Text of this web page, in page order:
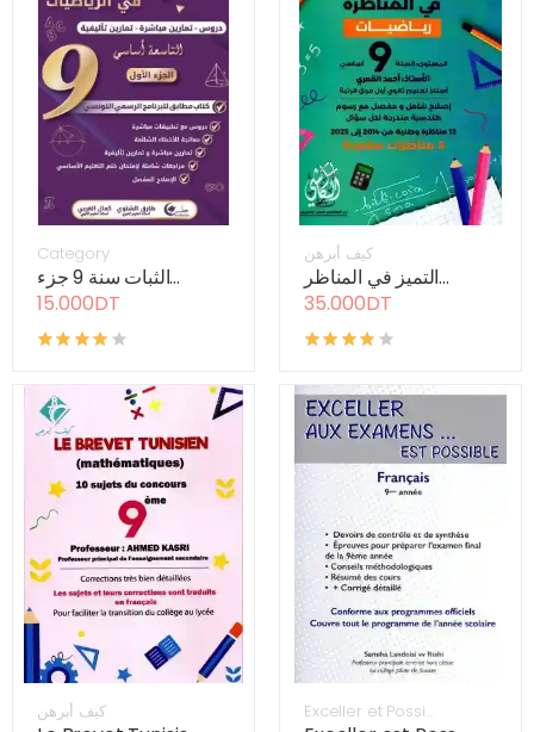
Category
الثبات سنة 9 جزء...
15.000DT
كيف أبرهن
التميز في المناظر...
35.000DT
كيف أبرهن Exceller et Possi...